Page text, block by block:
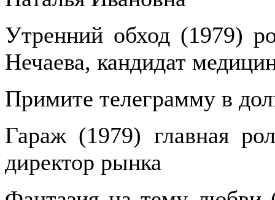
Утренний обход (1979)
Нечаева, кандидат
Примите телеграмму в
Гараж (1979) главная
директор рынка